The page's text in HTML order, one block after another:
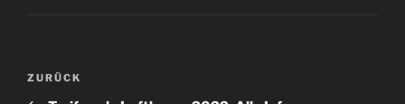
Beitragsnavigation
Vorheriger
ZURÜCK